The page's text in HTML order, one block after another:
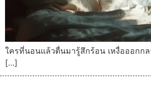
ใครที่นอนแล้วตื่นมารู้สึกร้อน เหงื่อออกก
[…]